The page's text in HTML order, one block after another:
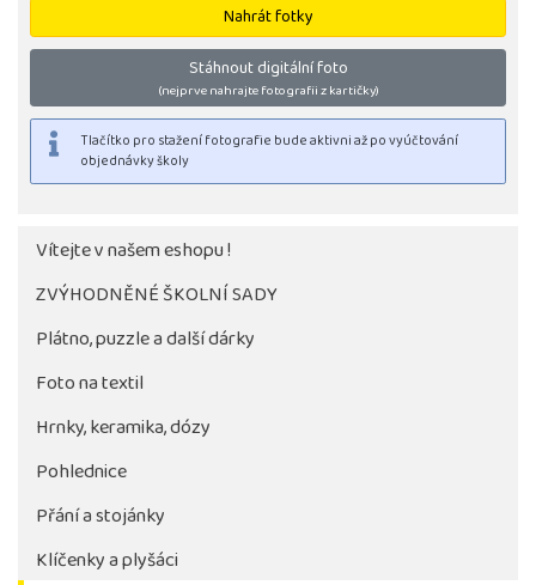
Nahrát fotky
Stáhnout digitální foto
(nejprve nahrajte fotografii z kartičky)
Tlačítko pro stažení fotografie bude aktivni až po
objednávky školy
Vítejte v našem eshopu !
ZVÝHODNĚNÉ ŠKOLNÍ SADY
Plátno, puzzle a další dárky
Foto na textil
Hrnky, keramika, dózy
Pohlednice
Přání a stojánky
Klíčenky a plyšáci